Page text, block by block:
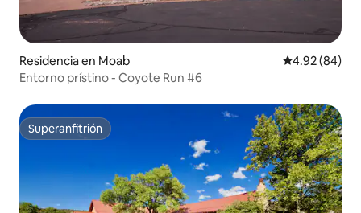
Residencia en Moab Calificación
4.92 (84)
Entorno prístino - Coyote Run #6
Superanfitrión
Superanfitrión